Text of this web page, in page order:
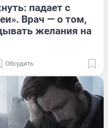
падает с
Врач — о том,
желания на
Обсудить